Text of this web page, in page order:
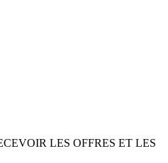
LES OFFRES ET LES